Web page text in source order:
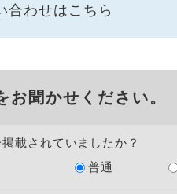
合わせはこちら
お聞かせください。
載されていましたか？
普通